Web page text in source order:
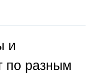
и
по разным